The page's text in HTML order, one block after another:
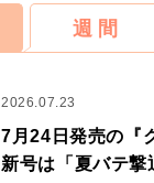
週 間
2026.07.23
7月24日発売の『
新号は「夏バテ撃